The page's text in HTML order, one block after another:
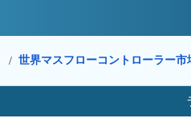
/ 世界マスフローコントローラー